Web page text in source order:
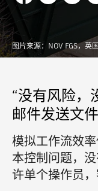
图片来源：NOV FGS，英
“没有风险，
邮件发送文
模拟工作流效
本控制问题，
许单个操作员，